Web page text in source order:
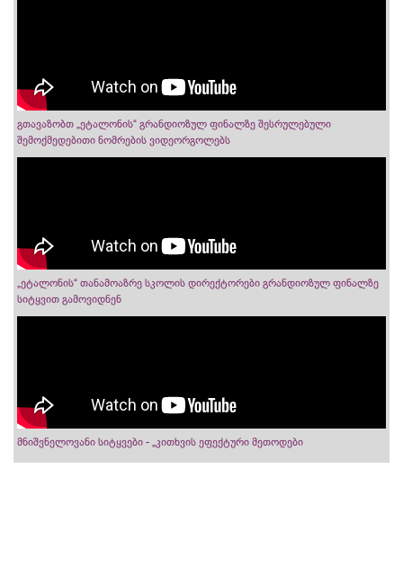
გთავაზობთ „ეტალონის“ გრანდიოზულ ფინალზე შესრულებული
შემოქმედებითი ნომრების ვიდეორგოლებს
„ეტალონის“ თანამოაზრე სკოლის დირექტორები გრანდიოზულ ფინალზე
სიტყვით გამოვიდნენ
მნიშვნელოვანი სიტყვები - „კითხვის ეფექტური მეთოდები